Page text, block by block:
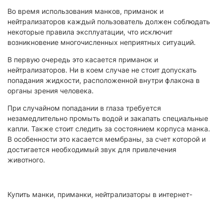
Во время использования манков, приманок и
нейтрализаторов каждый пользователь должен соблюдать
некоторые правила эксплуатации, что исключит
возникновение многочисленных неприятных ситуаций.
В первую очередь это касается приманок и
нейтрализаторов. Ни в коем случае не стоит допускать
попадания жидкости, расположенной внутри флакона в
органы зрения человека.
При случайном попадании в глаза требуется
незамедлительно промыть водой и закапать специальные
капли. Также стоит следить за состоянием корпуса манка.
В особенности это касается мембраны, за счет которой и
достигается необходимый звук для привлечения
животного.
Купить манки, приманки, нейтрализаторы в интернет-